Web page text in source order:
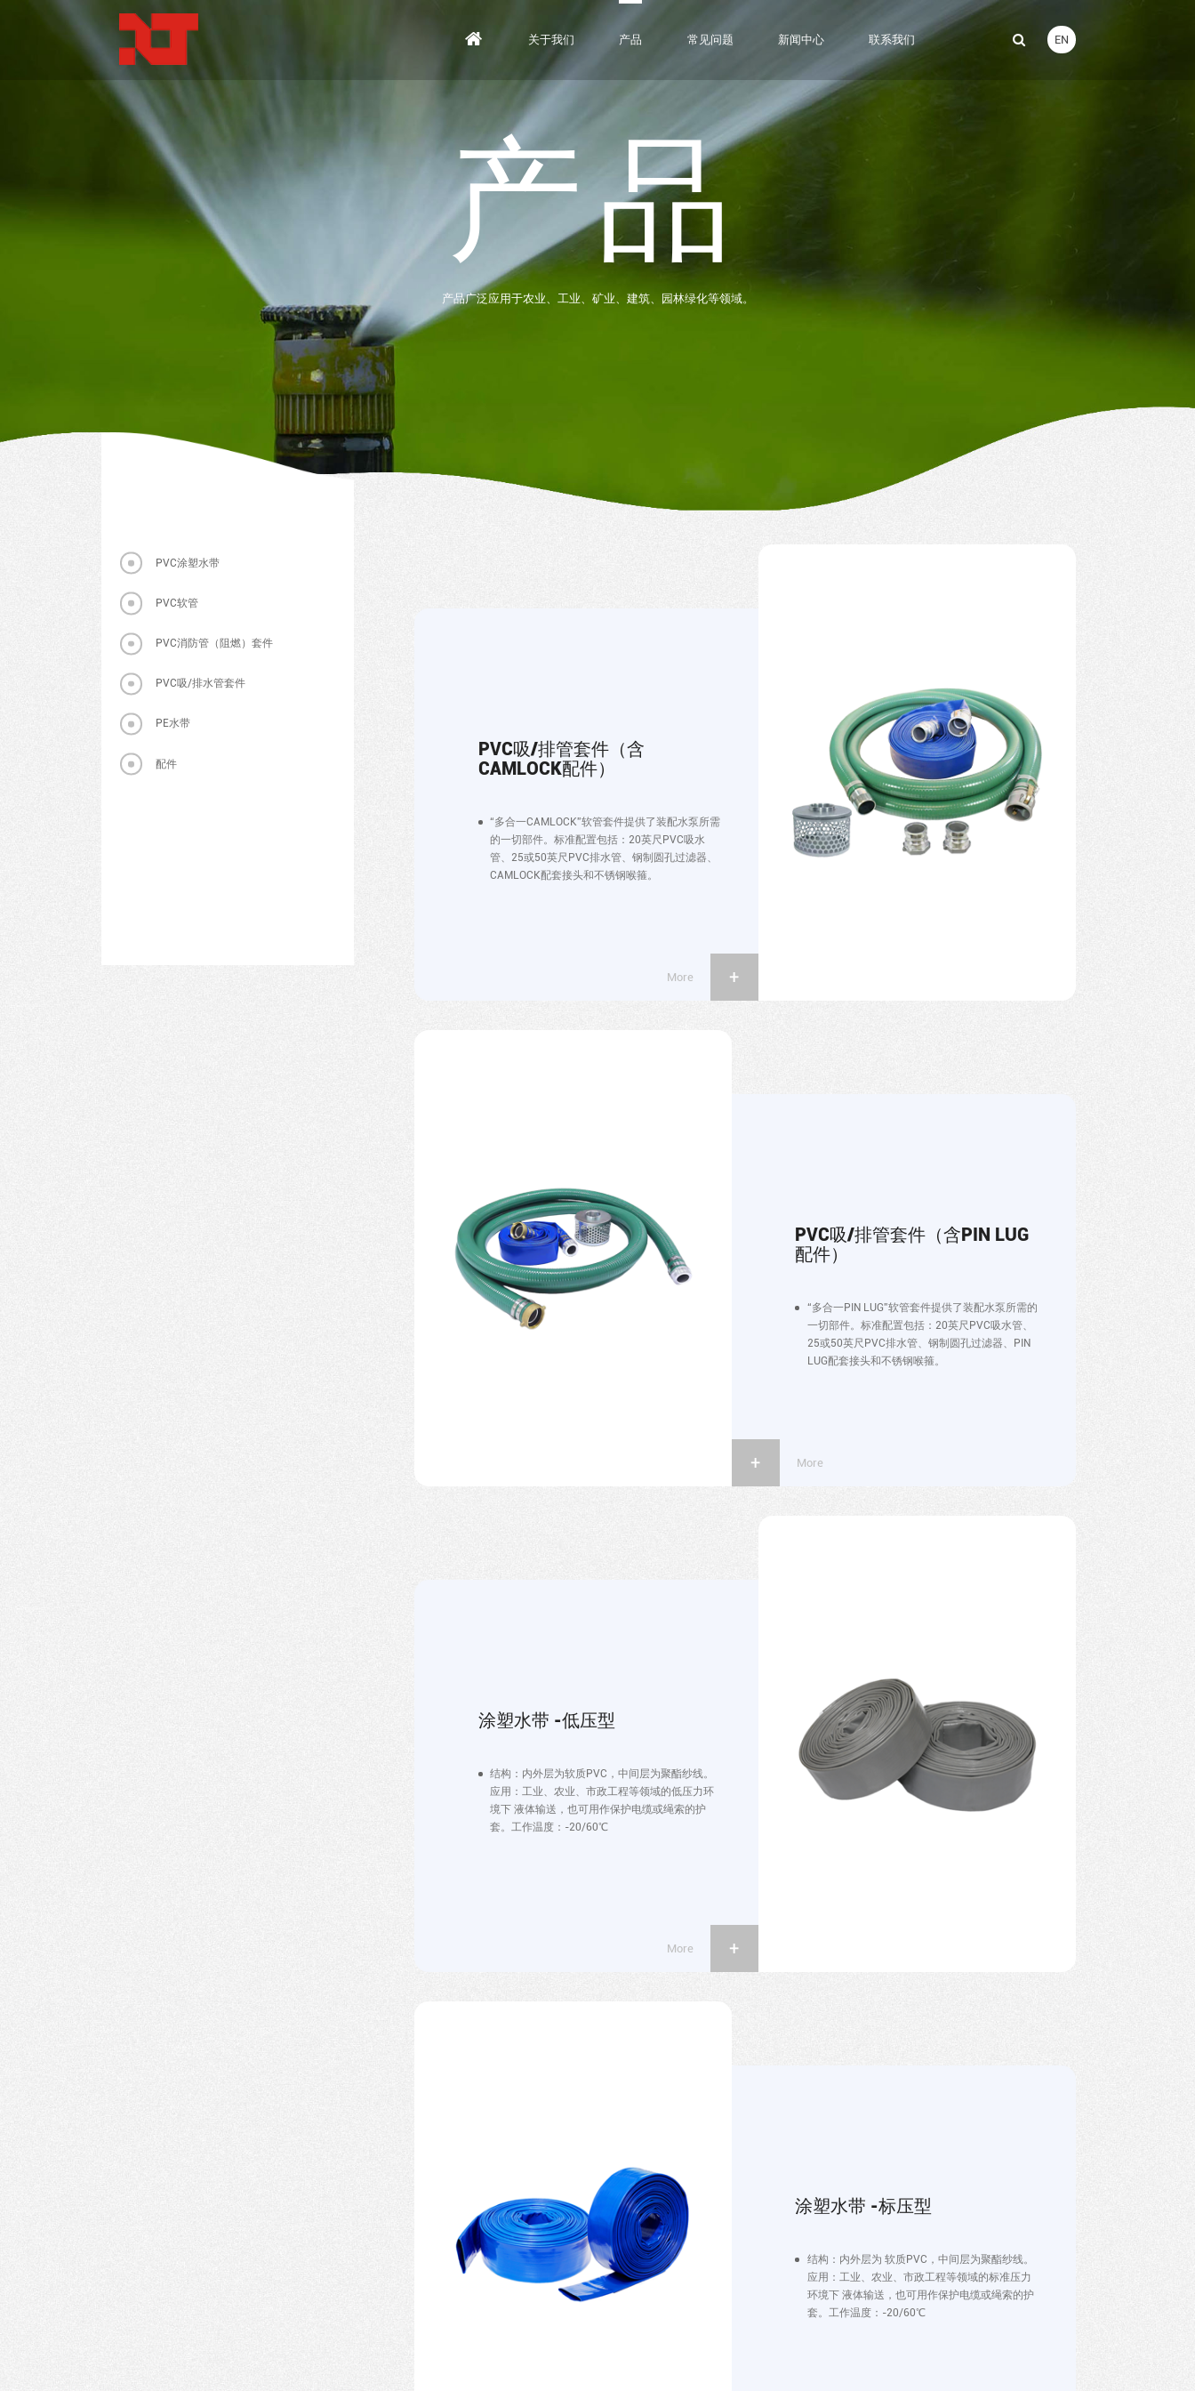
关于我们 产品 常见问题 新闻中心 联系我们 EN
产品
产品广泛应用于农业、工业、矿业、建筑、园林绿化等领域。
PVC涂塑水带
PVC软管
PVC消防管（阻燃）套件
PVC吸/排水管套件
PE水带
配件
PVC吸/排管套件（含
CAMLOCK配件）
“多合一CAMLOCK”软管套件提供了装配水泵所需
的一切部件。标准配置包括：20英尺PVC吸水
管、25或50英尺PVC排水管、钢制圆孔过滤器、
CAMLOCK配套接头和不锈钢喉箍。
More
PVC吸/排管套件（含PIN LUG
配件）
“多合一PIN LUG”软管套件提供了装配水泵所需的
一切部件。标准配置包括：20英尺PVC吸水管、
25或50英尺PVC排水管、钢制圆孔过滤器、PIN
LUG配套接头和不锈钢喉箍。
More
涂塑水带 -低压型
结构：内外层为软质PVC，中间层为聚酯纱线。
应用：工业、农业、市政工程等领域的低压力环
境下 液体输送，也可用作保护电缆或绳索的护
套。工作温度：-20/60℃
More
涂塑水带 -标压型
结构：内外层为 软质PVC，中间层为聚酯纱线。
应用：工业、农业、市政工程等领域的标准压力
环境下 液体输送，也可用作保护电缆或绳索的护
套。工作温度：-20/60℃